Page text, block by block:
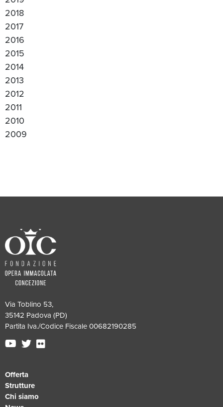
2018
2017
2016
2015
2014
2013
2012
2011
2010
2009
Via Toblino 53,
35142 Padova (PD)
Partita Iva./Codice Fiscale 00682190285
Offerta
Strutture
Chi siamo